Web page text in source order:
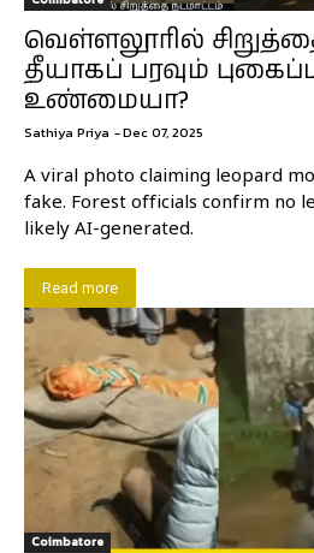
வெள்ளலூரில்
தீயாகப் பரவும்
உண்மையா?
Sathiya Priya -Dec 07, 2025
A viral photo claiming leopard
fake. Forest officials confirm no
likely AI-generated.
Read more
Coimbatore